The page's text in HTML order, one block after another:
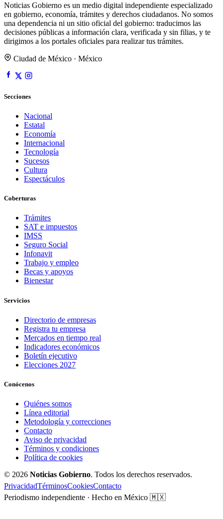
Noticias Gobierno es un medio digital independiente especializado
en gobierno, economía, trámites y derechos ciudadanos. No somos
una dependencia ni un sitio oficial del gobierno: traducimos las
decisiones públicas a información clara, verificada y sin filias, y te
dirigimos a los portales oficiales para realizar tus trámites.
Ciudad de México · México
Secciones
Nacional
Estatal
Economía
Internacional
Tecnología
Sucesos
Cultura
Espectáculos
Coberturas
Trámites
SAT e impuestos
IMSS
Seguro Social
Infonavit
Trabajo y empleo
Becas y apoyos
Bienestar
Servicios
Directorio de empresas
Registra tu empresa
Mercados en tiempo real
Indicadores económicos
Boletín ejecutivo
Elecciones 2027
Conócenos
Quiénes somos
Línea editorial
Metodología y correcciones
Contacto
Aviso de privacidad
Términos y condiciones
Política de cookies
© 2026 Noticias Gobierno. Todos los derechos reservados.
PrivacidadTérminosCookiesContacto
Periodismo independiente · Hecho en México 🇲🇽